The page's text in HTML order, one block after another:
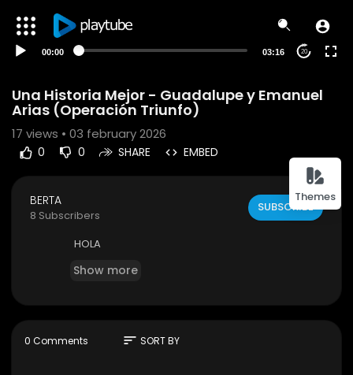
Themes
00:00 03:16 20
Una Historia Mejor - Guadalupe y Emanuel
Arias (Operación Triunfo)
17 views • 03 february 2026
0 0 SHARE EMBED
BERTA
8 Subscribers
SUBSCRIBE
HOLA
Show more
0 Comments sort SORT BY